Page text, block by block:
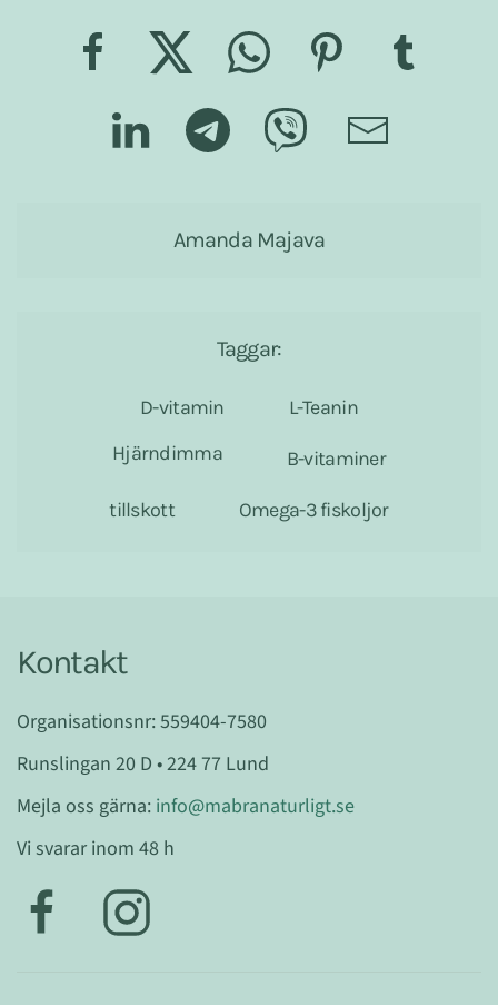
Amanda Majava
Taggar:
D-vitamin
L-Teanin
Hjärndimma
B-vitaminer
tillskott Omega-3 fiskoljor
Kontakt
Organisationsnr: 559404-7580
Runslingan 20 D • 224 77 Lund
Mejla oss gärna: info@mabranaturligt.se
Vi svarar inom 48 h